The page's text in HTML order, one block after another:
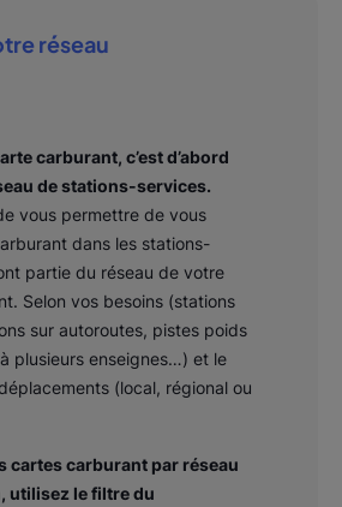
réseau
carburant, c’est d’abord
de stations-services.
vous permettre de vous
dans les stations-
partie du réseau de votre
Selon vos besoins (stations
sur autoroutes, pistes poids
plusieurs enseignes…) et le
(local, régional ou
cartes carburant par réseau
utilisez le filtre du